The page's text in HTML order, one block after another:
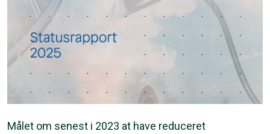
Målet om senest i 2023 at have reduceret